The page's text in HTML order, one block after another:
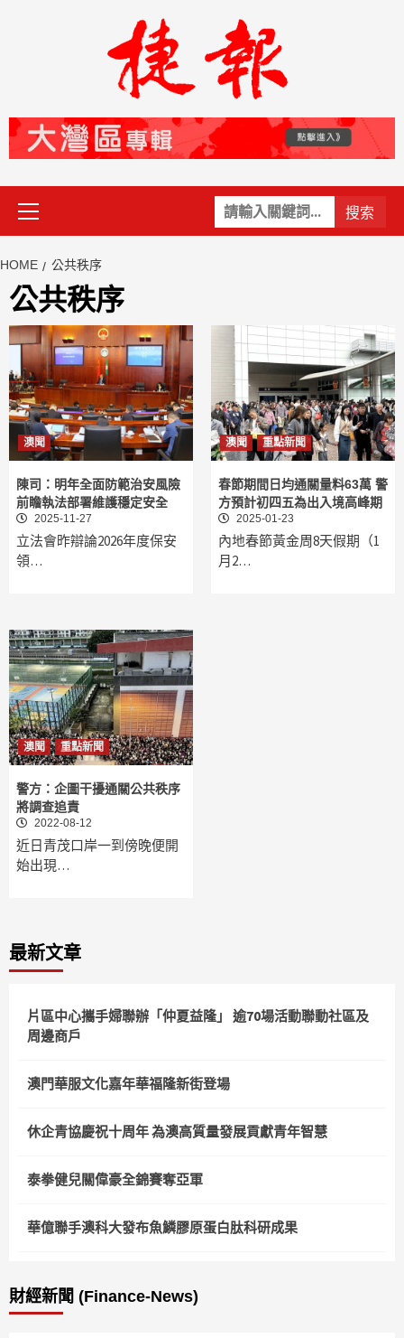
關
鍵
Primary
Menu
HOME 公共秩序
公共秩序
澳聞
陳司：明年全面防範治安風險
前瞻執法部署維護穩定安全
2025-11-27
立法會昨辯論2026年度保安
領…
澳聞 重點新聞
春節期間日均通關量料63萬 警
方預計初四五為出入境高峰期
2025-01-23
內地春節黃金周8天假期（1
月2…
澳聞 重點新聞
警方：企圖干擾通關公共秩序
將調查追責
2022-08-12
近日青茂口岸一到傍晚便開
始出現…
最新文章
片區中心攜手婦聯辦「仲夏益隆」 逾70場活動聯動社區及
周邊商戶
澳門華服文化嘉年華福隆新街登場
休企青協慶祝十周年 為澳高質量發展貢獻青年智慧
泰拳健兒關偉豪全錦賽奪亞軍
華億聯手澳科大發布魚鱗膠原蛋白肽科研成果
財經新聞 (Finance-News)